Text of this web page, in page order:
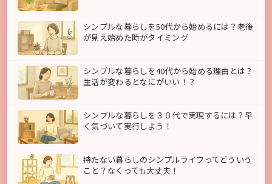
シンプルな暮らしを50代から始めるには？老後
が見え始めた時がタイミング
シンプルな暮らしを40代から始める理由とは？
生活が変わるとなにがいい！？
シンプルな暮らしを３０代で実現するには？早
く気づいて実行しよう！
持たない暮らしのシンプルライフってどういう
こと？なくっても大丈夫！